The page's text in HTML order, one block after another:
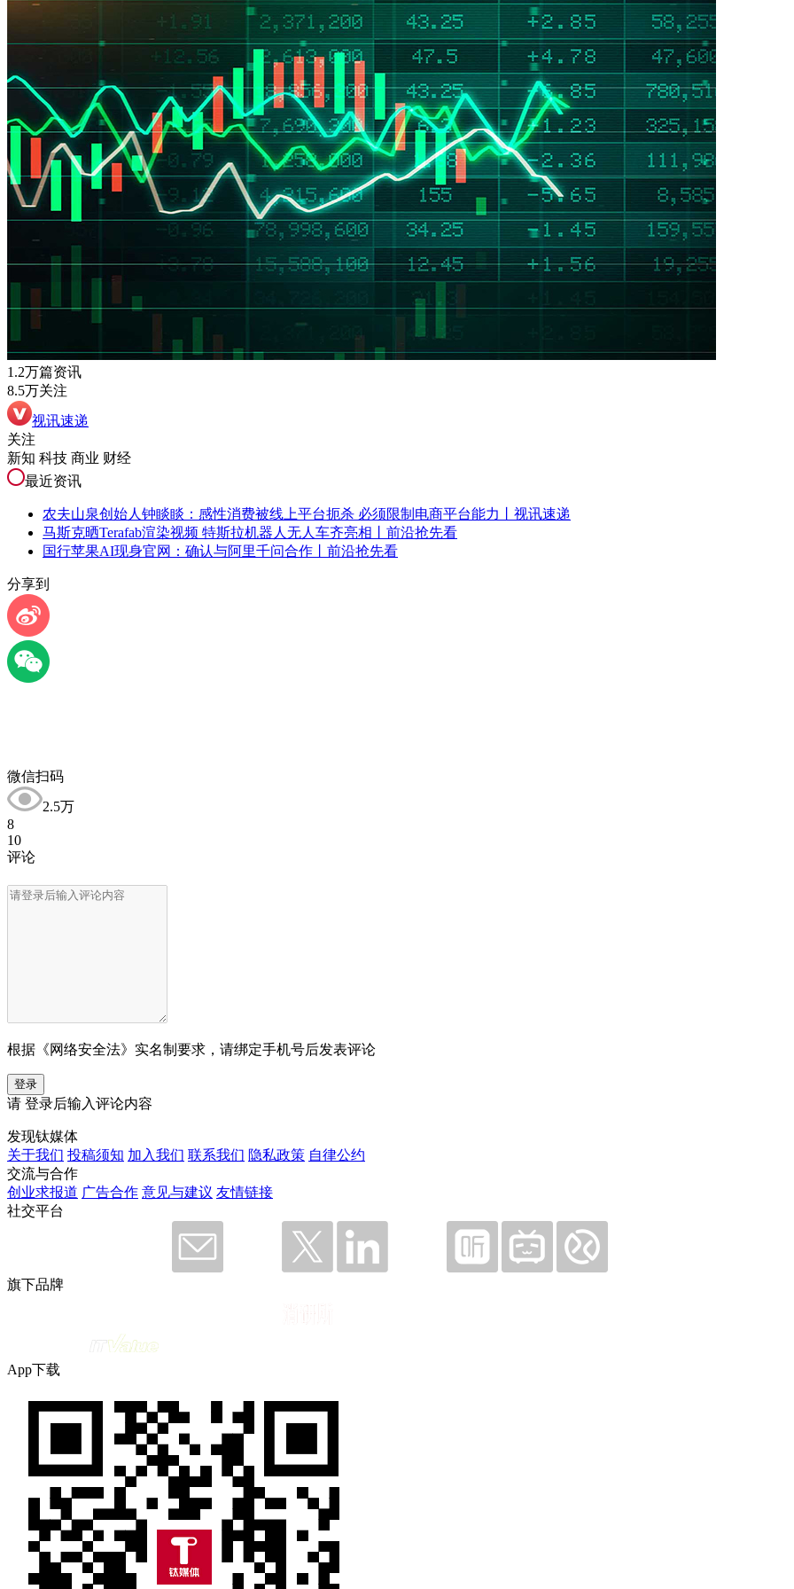
1.2万篇资讯
8.5万关注
视讯速递
关注
新知 科技 商业 财经
最近资讯
农夫山泉创始人钟睒睒：感性消费被线上平台扼杀 必须限制电商平台能力丨视讯速递
马斯克晒Terafab渲染视频 特斯拉机器人无人车齐亮相丨前沿抢先看
国行苹果AI现身官网：确认与阿里千问合作丨前沿抢先看
分享到
微信扫码
2.5万
8
10
评论
根据《网络安全法》实名制要求，请绑定手机号后发表评论
登录
请 登录后输入评论内容
发现钛媒体
关于我们 投稿须知 加入我们 联系我们 隐私政策 自律公约
交流与合作
创业求报道 广告合作 意见与建议 友情链接
社交平台
旗下品牌
App下载